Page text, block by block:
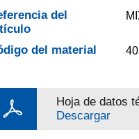
del
del material
Hoja de datos
Descargar